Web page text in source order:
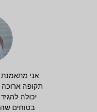
אני מתאמנת
תקופה ארוכה
יכולה
בטוחים